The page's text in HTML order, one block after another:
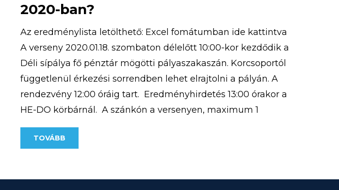
2020-ban?
Az eredménylista letölthető: Excel fomátumban ide kattintva
A verseny 2020.01.18. szombaton délelőtt 10:00-kor kezdődik a
Déli sípálya fő pénztár mögötti pályaszakaszán. Korcsoportól
függetlenül érkezési sorrendben lehet elrajtolni a pályán. A
rendezvény 12:00 óráig tart. Eredményhirdetés 13:00 órakor a
HE-DO körbárnál. A szánkón a versenyen, maximum 1
személy tartózkodhat. A versenyre korcsoportoknak
megfelelően lehet majd nevezni […]
TOVÁBB